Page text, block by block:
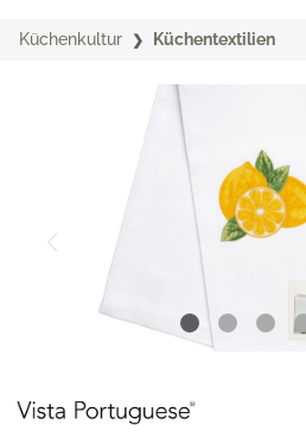
Küchenkultur Küchentextilien